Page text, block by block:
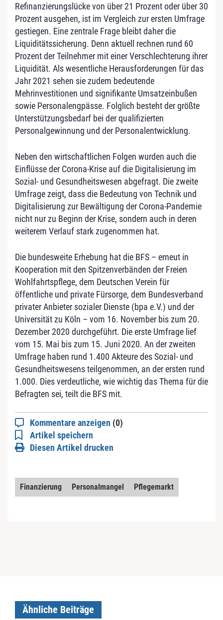
Refinanzierungslücke von über 21 Prozent oder über 30
Prozent ausgehen, ist im Vergleich zur ersten Umfrage
gestiegen. Eine zentrale Frage bleibt daher die
Liquiditätssicherung. Denn aktuell rechnen rund 60
Prozent der Teilnehmer mit einer Verschlechterung ihrer
Liquidität. Als wesentliche Herausforderungen für das
Jahr 2021 sehen sie zudem bedeutende
Mehrinvestitionen und signifikante Umsatzeinbußen
sowie Personalengpässe. Folglich besteht der größte
Unterstützungsbedarf bei der qualifizierten
Personalgewinnung und der Personalentwicklung.
Neben den wirtschaftlichen Folgen wurden auch die
Einflüsse der Corona-Krise auf die Digitalisierung im
Sozial- und Gesundheitswesen abgefragt. Die zweite
Umfrage zeigt, dass die Bedeutung von Technik und
Digitalisierung zur Bewältigung der Corona-Pandemie
nicht nur zu Beginn der Krise, sondern auch in deren
weiterem Verlauf stark zugenommen hat.
Die bundesweite Erhebung hat die BFS – erneut in
Kooperation mit den Spitzenverbänden der Freien
Wohlfahrtspflege, dem Deutschen Verein für
öffentliche und private Fürsorge, dem Bundesverband
privater Anbieter sozialer Dienste (bpa e.V.) und der
Universität zu Köln – vom 16. November bis zum 20.
Dezember 2020 durchgeführt. Die erste Umfrage lief
vom 15. Mai bis zum 15. Juni 2020. An der zweiten
Umfrage haben rund 1.400 Akteure des Sozial- und
Gesundheitswesens teilgenommen, an der ersten rund
1.000. Dies verdeutliche, wie wichtig das Thema für die
Befragten sei, teilt die BFS mit.
Kommentare anzeigen (0)
Artikel speichern
Diesen Artikel drucken
Finanzierung Personalmangel Pflegemarkt
Ähnliche Beiträge